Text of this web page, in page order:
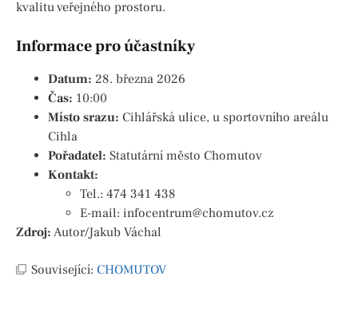
kvalitu veřejného prostoru.
Informace pro účastníky
Datum: 28. března 2026
Čas: 10:00
Místo srazu: Cihlářská ulice, u sportovního areálu
Cihla
Pořadatel: Statutární město Chomutov
Kontakt:
Tel.: 474 341 438
E-mail: infocentrum@chomutov.cz
Zdroj: Autor/Jakub Váchal
Související: CHOMUTOV